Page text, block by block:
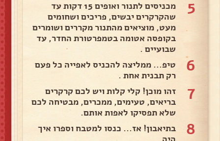
5
מכניסים לתנור ואופים 15 דקות עד
שהקרקרים יבשים, פריכים ושחומים
מעט, מוציאים מהתנור מקררים ושומרים
בקופסה אטומה בטמפרטורת החדר, עד
שבועיים .
6
טיפ... ממליצה להכניס לאפייה כל פעם
רק תבנית אחת .
7
זהו מוכן! קלי קלות ויש לכם קרקרים
בריאים, טעימים, ממכרים, מבטיחה לכם
שלא תפסיקו לאפות אותם.
8
בתיאבון! אז... כנסו למטבח וספרו איך